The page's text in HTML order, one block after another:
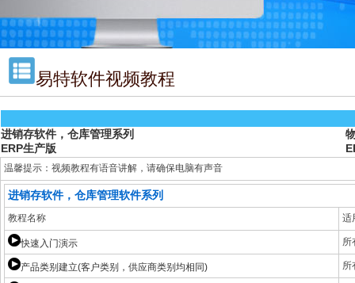
易特软件视频教程
进销存软件，仓库管理系列
ERP生产版
温馨提示：视频教程有语音讲解，请确保电脑有声音
进销存软件，仓库管理软件系列
教程名称 适
快速入门演示 所
产品类别建立(客户类别，供应商类别均相同) 所